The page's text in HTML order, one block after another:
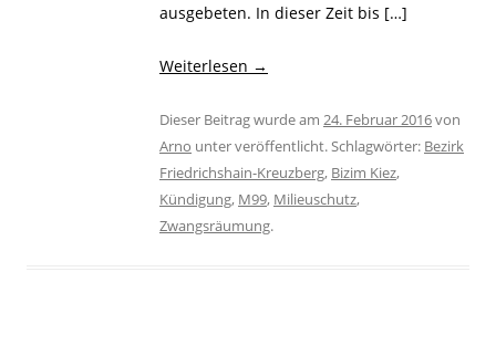
ausgebeten. In dieser Zeit bis […]
Weiterlesen →
Dieser Beitrag wurde am 24. Februar 2016von
Arno unter veröffentlicht. Schlagwörter: Bezirk
Friedrichshain-Kreuzberg, Bizim Kiez,
Kündigung, M99, Milieuschutz,
Zwangsräumung.